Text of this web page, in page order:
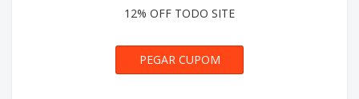
12% OFF TODO SITE
GANHOU12
PEGAR CUPOM